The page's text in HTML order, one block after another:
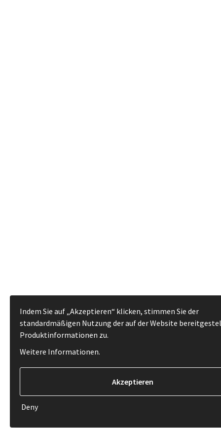
Indem Sie auf „Akzeptieren“ klicken, stimmen Sie der
standardmäßigen Nutzung der auf der Website
Produktinformationen zu.
Weitere Informationen.
Deny